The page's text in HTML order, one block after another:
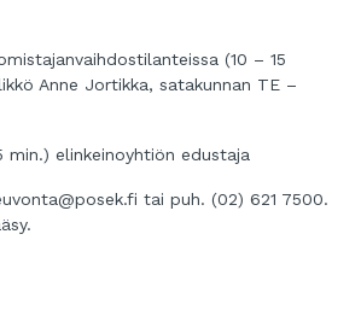
(10 – 15
Anne Jortikka, satakunnan TE –
elinkeinoyhtiön edustaja
tai puh. (02) 621 7500.